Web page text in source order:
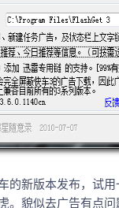
新版本发布，试用
。貌似去广告有点